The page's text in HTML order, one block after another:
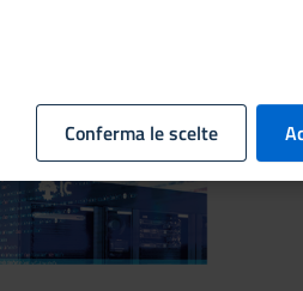
Conferma le scelte